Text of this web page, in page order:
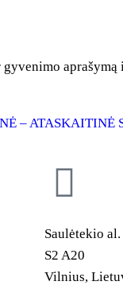
– ATASKAITINĖ
Saulėtekio al.
S2 A20
Vilnius,